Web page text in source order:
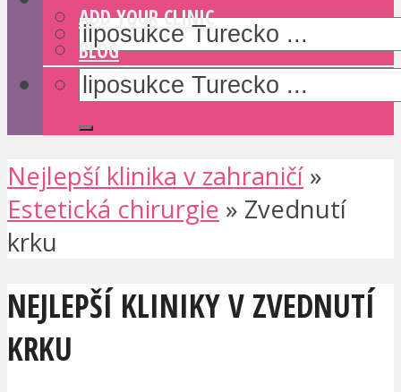
ADD YOUR CLINIC
BLOG
Nejlepší klinika v zahraničí »
Estetická chirurgie » Zvednutí
krku
NEJLEPŠÍ KLINIKY V ZVEDNUTÍ
KRKU